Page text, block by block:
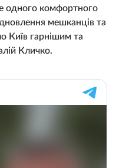
одного комфортного
мешканців та
Київ гарнішим та
Кличко.